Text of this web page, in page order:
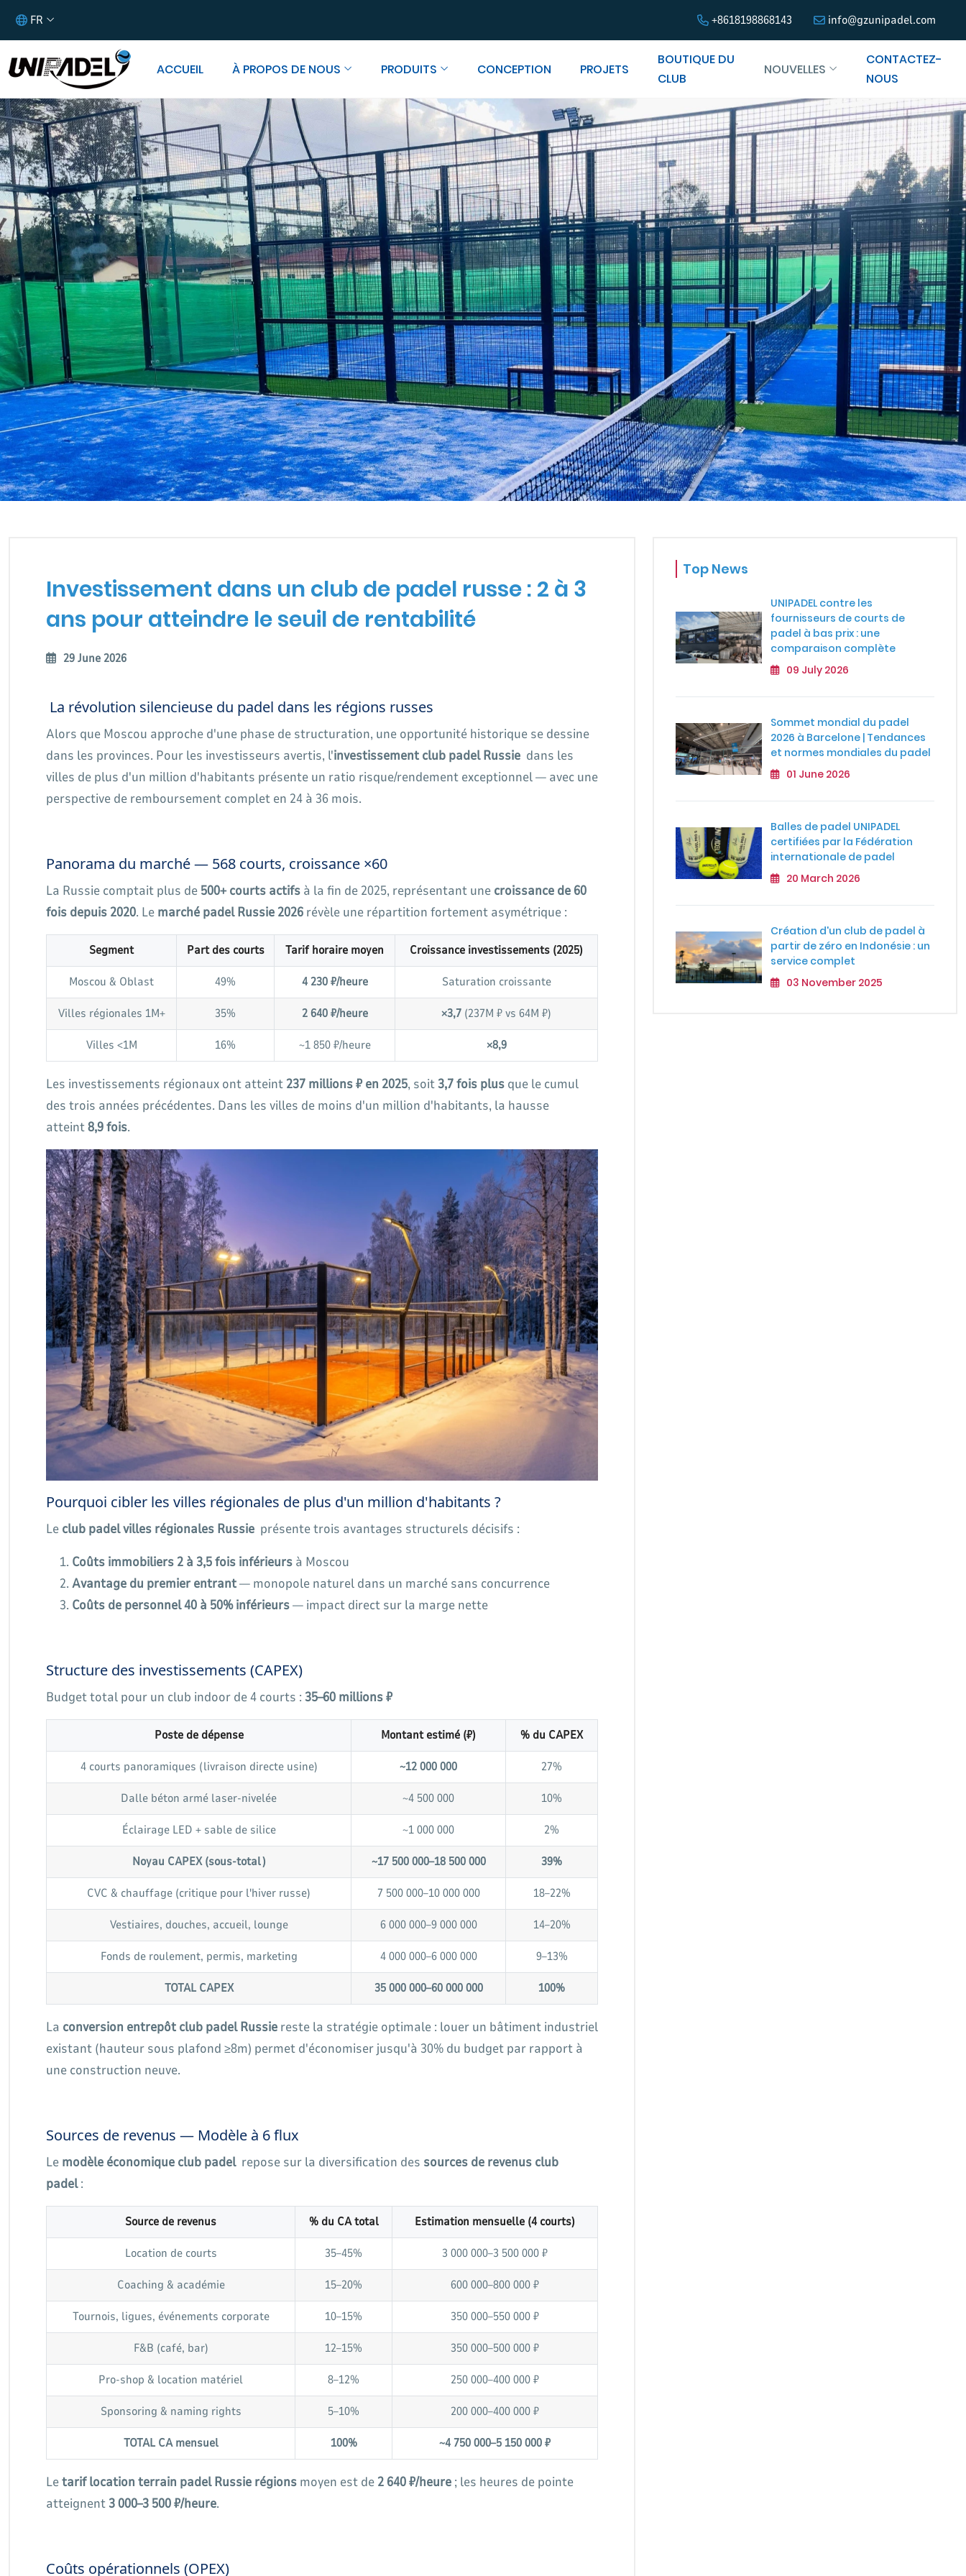
FR +8618198868143 info@gzunipadel.com
ACCUEIL À PROPOS DE NOUS PRODUITS CONCEPTION PROJETS
BOUTIQUE DU
CLUB
NOUVELLES
CONTACTEZ-
NOUS
Investissement dans un club de padel russe : 2 à 3
ans pour atteindre le seuil de rentabilité
29 June 2026
La révolution silencieuse du padel dans les régions russes
Alors que Moscou approche d'une phase de structuration, une opportunité historique se dessine
dans les provinces. Pour les investisseurs avertis, l'investissement club padel Russie dans les
villes de plus d'un million d'habitants présente un ratio risque/rendement exceptionnel — avec une
perspective de remboursement complet en 24 à 36 mois.
Panorama du marché — 568 courts, croissance ×60
La Russie comptait plus de 500+ courts actifs à la fin de 2025, représentant une croissance de 60
fois depuis 2020. Le marché padel Russie 2026 révèle une répartition fortement asymétrique :
Segment Part des courts Tarif horaire moyen
Croissance investissements (2025)
Moscou & Oblast
49% 4 230 ₽/heure
Saturation croissante
Villes régionales 1M+
35% 2 640 ₽/heure ×3,7 (237M ₽ vs 64M ₽)
Villes <1M
16% ~1 850 ₽/heure ×8,9
Les investissements régionaux ont atteint 237 millions ₽ en 2025, soit 3,7 fois plus que le cumul
des trois années précédentes. Dans les villes de moins d'un million d'habitants, la hausse
atteint8,9 fois.
Pourquoi cibler les villes régionales de plus d'un million d'habitants ?
Le club padel villes régionales Russie présente trois avantages structurels décisifs :
Coûts immobiliers 2 à 3,5 fois inférieurs à Moscou
Avantage du premier entrant— monopole naturel dans un marché sans concurrence
Coûts de personnel 40 à 50% inférieurs— impact direct sur la marge nette
Structure des investissements (CAPEX)
Budget total pour un club indoor de 4 courts : 35–60 millions ₽
Poste de dépense Montant estimé (₽)
% du CAPEX
4 courts panoramiques (livraison directe usine)
~12 000 000
27%
Dalle béton armé laser-nivelée
~4 500 000
10%
Éclairage LED + sable de silice
~1 000 000
2%
Noyau CAPEX (sous-total)
~17 500 000–18 500 000
39%
CVC & chauffage (critique pour l'hiver russe)
7 500 000–10 000 000
18–22%
Vestiaires, douches, accueil, lounge
6 000 000–9 000 000
14–20%
Fonds de roulement, permis, marketing
4 000 000–6 000 000
9–13%
TOTAL CAPEX
35 000 000–60 000 000 100%
La conversion entrepôt club padel Russie reste la stratégie optimale : louer un bâtiment industriel
existant (hauteur sous plafond ≥8m) permet d'économiser jusqu'à 30% du budget par rapport à
une construction neuve.
Sources de revenus — Modèle à 6 flux
Le modèle économique club padelrepose sur la diversification des sources de revenus club
padel:
Source de revenus % du CA total
Estimation mensuelle (4 courts)
Location de courts
35–45%
3 000 000–3 500 000 ₽
Coaching & académie
15–20%
600 000–800 000 ₽
Tournois, ligues, événements corporate
10–15%
350 000–550 000 ₽
F&B (café, bar)
12–15%
350 000–500 000 ₽
Pro-shop & location matériel
8–12%
250 000–400 000 ₽
Sponsoring & naming rights
5–10%
200 000–400 000 ₽
TOTAL CA mensuel
100% ~4 750 000–5 150 000 ₽
Letarif location terrain padel Russie régions moyen est de 2 640 ₽/heure ; les heures de pointe
atteignent 3 000–3 500 ₽/heure.
Coûts opérationnels (OPEX)
Top News
UNIPADEL contre les
fournisseurs de courts de
padel à bas prix : une
comparaison complète
09 July 2026
Sommet mondial du padel
2026 à Barcelone | Tendances
et normes mondiales du padel
01 June 2026
Balles de padel UNIPADEL
certifiées par la Fédération
internationale de padel
20 March 2026
Création d'un club de padel à
partir de zéro en Indonésie : un
service complet
03 November 2025